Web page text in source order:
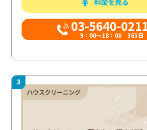
03-5640-
9：00～18：00 365日
3